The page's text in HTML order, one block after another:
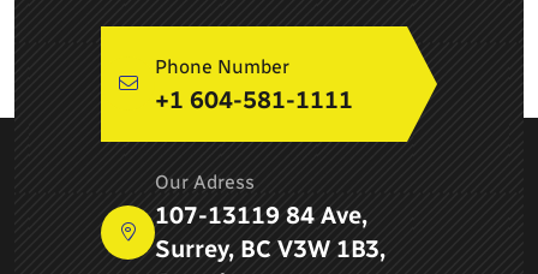
Phone Number
+1 604-581-1111
Our Adress
107-13119 84 Ave,
Surrey, BC V3W 1B3,
Newton Whalley Hi Way Taxi ltd. is a leading taxi service
provider in Surrey, BC and provides airport services, pick up
and drop services, taxi services in Delta